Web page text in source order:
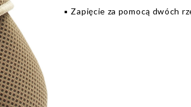
▪️ Zapięcie za pomocą dwóch